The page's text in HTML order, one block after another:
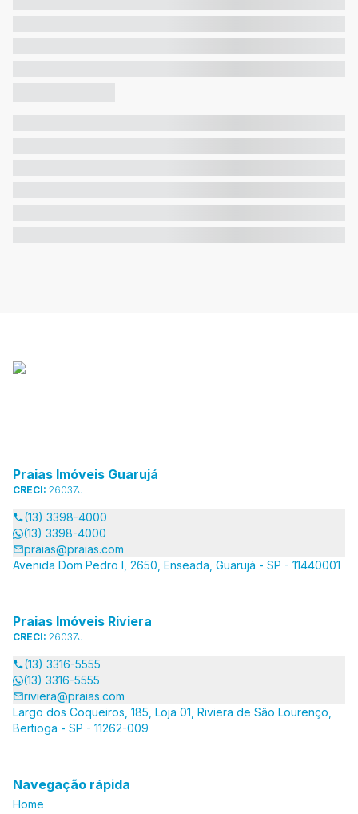
Praias Imóveis Guarujá
CRECI: 26037J
(13) 3398-4000
(13) 3398-4000
praias@praias.com
Avenida Dom Pedro I, 2650, Enseada, Guarujá - SP - 11440001
Praias Imóveis Riviera
CRECI: 26037J
(13) 3316-5555
(13) 3316-5555
riviera@praias.com
Largo dos Coqueiros, 185, Loja 01, Riviera de São Lourenço,
Bertioga - SP - 11262-009
Navegação rápida
Home